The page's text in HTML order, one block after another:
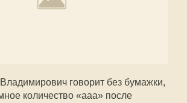
говорит без бумажки,
количество «ааа» после